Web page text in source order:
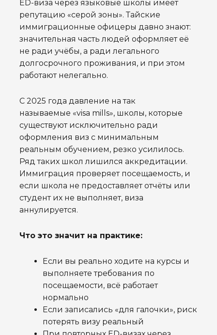
ED-виза через языковые школы имеет
репутацию «серой зоны». Тайские
иммиграционные офицеры давно знают:
значительная часть людей оформляет её
не ради учёбы, а ради легального
долгосрочного проживания, и при этом
работают нелегально.
С 2025 года давление на так
называемые «visa mills», школы, которые
существуют исключительно ради
оформления виз с минимальным
реальным обучением, резко усилилось.
Ряд таких школ лишился аккредитации.
Иммиграция проверяет посещаемость, и
если школа не предоставляет отчёты или
студент их не выполняет, виза
аннулируется.
Что это значит на практике:
Если вы реально ходите на курсы и
выполняете требования по
посещаемости, всё работает
нормально
Если записались «для галочки», риск
потерять визу реальный